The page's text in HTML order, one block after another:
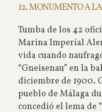
12. MONUMENTO A
Tumba de los 42
Marina Imperial
vida cuando
“Gneisenau” en la
diciembre de 1900.
pueblo de Málaga
concedió el lema de